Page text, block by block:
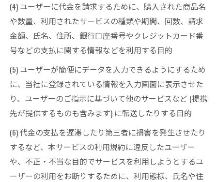
(4) ユーザーに代金を請求するために、購入された商品名
や数量、利用されたサービスの種類や期間、回数、請求
金額、氏名、住所、銀行口座番号やクレジットカード番
号などの支払に関する情報などを利用する目的
(5) ユーザーが簡便にデータを入力できるようにするため
に、当社に登録されている情報を入力画面に表示させた
り、ユーザーのご指示に基づいて他のサービスなど (提携
先が提供するものも含みます) に転送したりする目的
(6) 代金の支払を遅滞したり第三者に損害を発生させたり
するなど、本サービスの利用規約に違反したユーザー
や、不正・不当な目的でサービスを利用しようとするユ
ーザーの利用をお断りするために、利用態様、氏名や住